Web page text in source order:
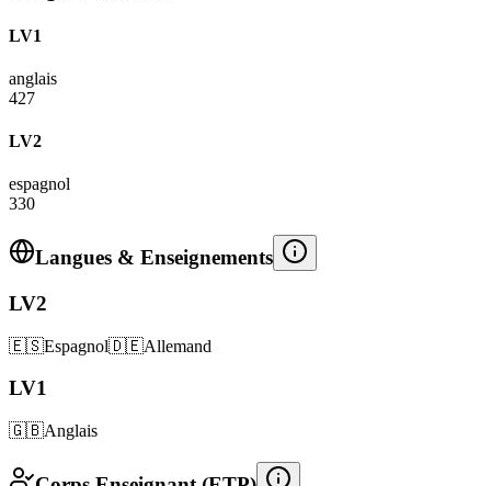
LV1
anglais
427
LV2
espagnol
330
Langues & Enseignements
LV2
🇪🇸Espagnol🇩🇪Allemand
LV1
🇬🇧Anglais